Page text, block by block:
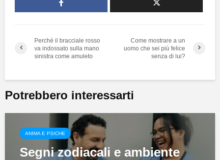
Perché il bracciale rosso
va indossato sulla mano
sinistra come amuleto
Come mostrare a un
uomo che sei più felice
senza di lui?
Potrebbero interessarti
ANIMA E PSICHE
Segni zodiacali e ambiente